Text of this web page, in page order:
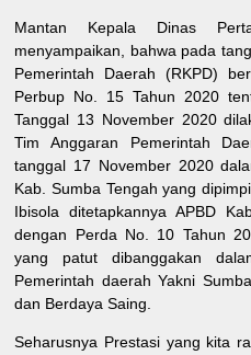
Mantan Kepala Dinas
menyampaikan, bahwa pada
Pemerintah Daerah (RKPD)
Perbup No. 15 Tahun 2020
Tanggal 13 November 2020
Tim Anggaran Pemerintah
tanggal 17 November 2020
Kab. Sumba Tengah yang
Ibisola ditetapkannya APBD
dengan Perda No. 10 Tahun
yang patut dibanggakan
Pemerintah daerah Yakni
dan Berdaya Saing.
Seharusnya Prestasi yang kita